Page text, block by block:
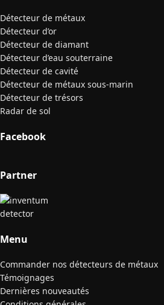
Détecteur de métaux
Détecteur d’or
Détecteur de diamant
Détecteur d’eau souterraine
Détecteur de cavité
Détecteur de métaux sous-marin
Détecteur de trésors
Radar de sol
Facebook
Partner
Menu
Commander nos détecteurs de métaux
Témoignages
Dernières nouveautés